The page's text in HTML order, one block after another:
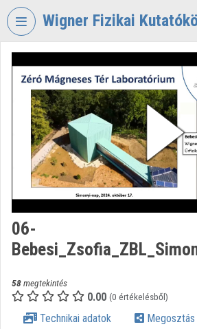
Fejléc kihagyása
Wigner Fizikai
WIGNER
FIZIKAI
KUTATÓKÖZPONT
Intézményi kezdőlap
Bejelentkezés
Kategóriák
Intézményi listák
06-
58megtekintés
0.00 (0 értékelésből)
Technikai adatok Megosztás